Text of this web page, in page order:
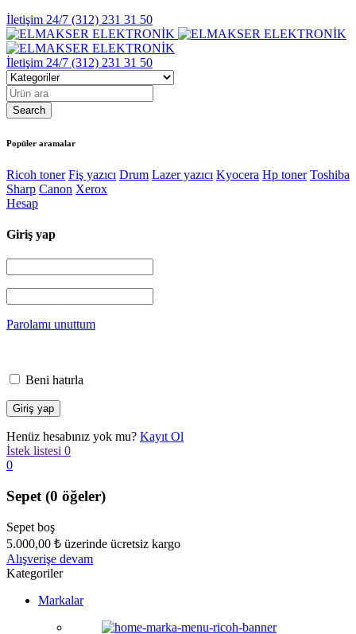
İletişim 24/7 (312) 231 31 50
İletişim 24/7 (312) 231 31 50
Popüler aramalar
Ricoh toner Fiş yazıcı Drum Lazer yazıcı Kyocera Hp toner Toshiba
Sharp Canon Xerox
Hesap
Giriş yap
Parolamı unuttum
Beni hatırla
Henüz hesabınız yok mu? Kayıt Ol
İstek listesi 0
0
Sepet (0 öğeler)
Sepet boş
5.000,00 ₺ üzerinde ücretsiz kargo
Alışverişe devam
Kategoriler
Markalar